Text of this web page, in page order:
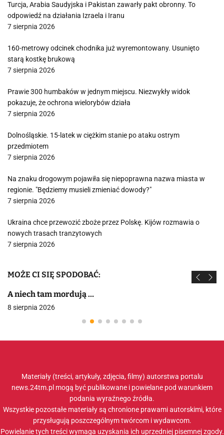
Turcja, Arabia Saudyjska i Pakistan zawarły pakt obronny. To
odpowiedź na działania Izraela i Iranu
7 sierpnia 2026
160-metrowy odcinek chodnika już wyremontowany. Usunięto
starą kostkę brukową
7 sierpnia 2026
Prawie 300 humbaków w jednym miejscu. Niezwykły widok
pokazuje, że ochrona wielorybów działa
7 sierpnia 2026
Dolnośląskie. 15-latek w ciężkim stanie po ataku ostrym
przedmiotem
7 sierpnia 2026
Na znaku drogowym pojawiła się niepoprawna nazwa miasta w
regionie. "Będziemy musieli zmieniać dowody?"
7 sierpnia 2026
Ukraina chce przewozić zboże przez Polskę. Kijów rozmawia o
nowych trasach tranzytowych
7 sierpnia 2026
MOŻE CI SIĘ SPODOBAĆ:
A niech tam mordują …
8 sierpnia 2026
Materiały (treści, artykuły, zdjęcia, filmy) autorstwa portalu
news.24tm.pl mogą być publikowane i powielane pod warunkiem
podania wyraźnego źródła.
Wszystkie pozostałe materiały są chronione prawami autorskimi, które
przysługują poszczególnym twórcom i wydawcom.
Powielanie tych treści wymaga uzyskania ich uprzedniej pisemnej zgody.